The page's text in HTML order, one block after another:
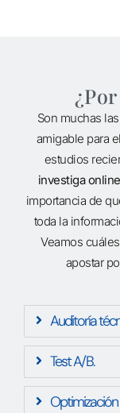
Son muchas
amigable para
estudios
investiga
importancia de
toda la
Veamos
apostar
Auditoría
Test A/B.